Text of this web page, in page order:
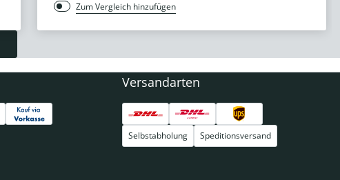
Zum Vergleich hinzufügen
Versandarten
Selbstabholung Speditionsversand